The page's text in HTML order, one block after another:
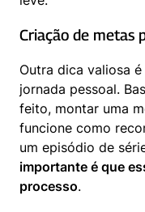
Criação de metas
Outra dica valiosa
jornada pessoal.
feito, montar uma
funcione como
um episódio de
importante é que
processo.